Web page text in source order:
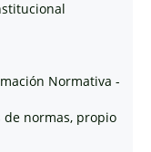
Normativa -
de normas, propio